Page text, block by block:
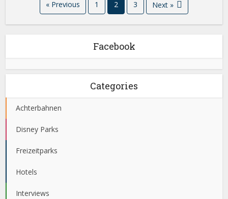
« Previous 1 2 3 Next »
Facebook
Categories
Achterbahnen
Disney Parks
Freizeitparks
Hotels
Interviews